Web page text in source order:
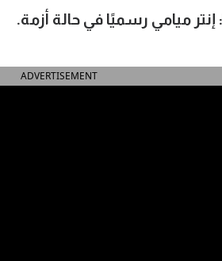
إنتر ميامي رسميًا في حالة أزمة.
ADVERTISEMENT